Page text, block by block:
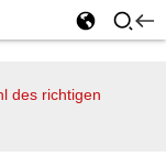
des richtigen